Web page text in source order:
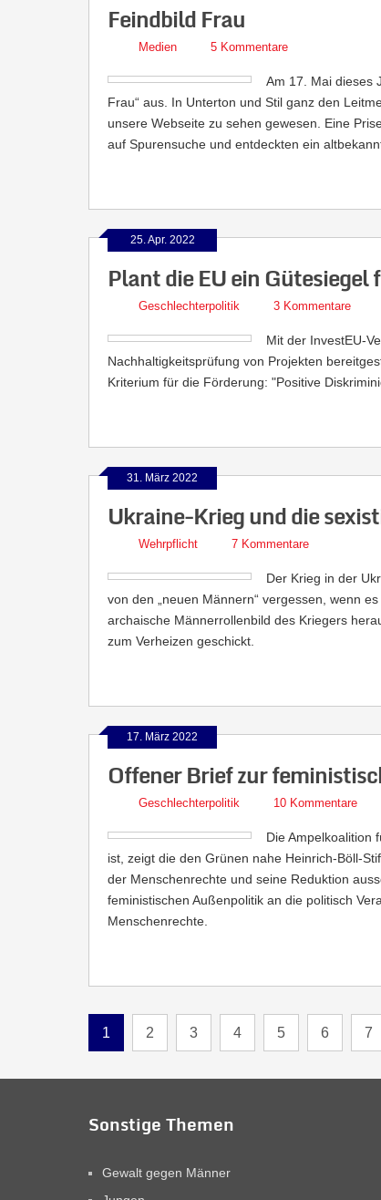
Feindbild Frau
Medien 5 Kommentare
Am 17. Mai dieses
Frau“ aus. In Unterton und Stil ganz den
unsere Webseite zu sehen gewesen. Eine
auf Spurensuche und entdeckten ein
25. Apr. 2022
Plant die EU ein
Geschlechterpolitik 3 Kommentare
Mit der InvestEU-
Nachhaltigkeitsprüfung von Projekten
Kriterium für die Förderung: "Positive
31. März 2022
Ukraine-Krieg und die
Wehrpflicht 7 Kommentare
Der Krieg in der
von den „neuen Männern“ vergessen, wenn
archaische Männerrollenbild des Kriegers
zum Verheizen geschickt.
17. März 2022
Offener Brief zur
Geschlechterpolitik 10 Kommentare
Die Ampelkoalition
ist, zeigt die den Grünen nahe Heinrich-Böll-
der Menschenrechte und seine Reduktion
feministischen Außenpolitik an die politisch
Menschenrechte.
1 2 3 4 5 6 7
Sonstige Themen
Gewalt gegen Männer